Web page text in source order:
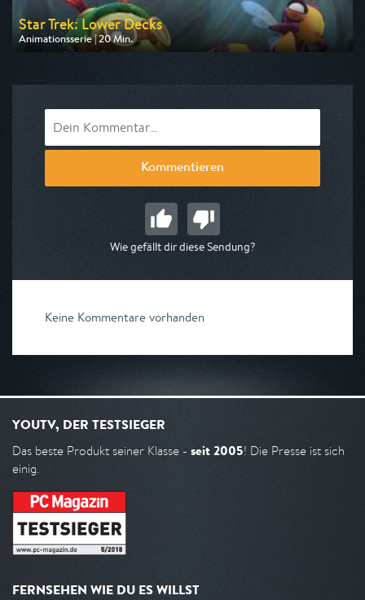
Star Trek: Lower Decks
Animationsserie | 20 Min.
Ausgestrahlt von ComedyCentral
Kommentieren
Wie gefällt dir diese Sendung?
Keine Kommentare vorhanden
YOUTV, DER TESTSIEGER
Das beste Produkt seiner Klasse - seit 2005! Die Presse ist sich
einig.
FERNSEHEN WIE DU ES WILLST